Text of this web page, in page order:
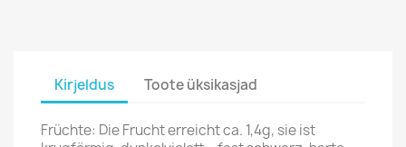
Kirjeldus Toote üksikasjad
Früchte: Die Frucht erreicht ca. 1,4g, sie ist